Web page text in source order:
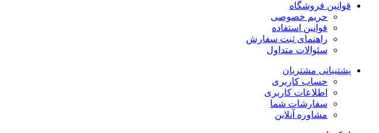
قوانین فروشگاه
حریم خصوصی
قوانین استفاده
راهنمای ثبت سفارش
سئوالات متداول
پشتیبانی مشتریان
حساب کاربری
اطلاعات کاربری
سفارشات شما
مشاوره آنلاین